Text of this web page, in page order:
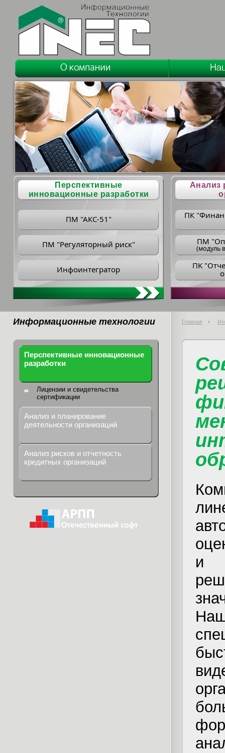
Перспективные
инновационные разработки
ПМ "АКС-51"
ПМ "Регуляторный риск"
Инфоинтегратор
Анализ
ПК
ПM
(модуль
ПK
Информационные технологии Главная
Перспективные инновационные
разработки
Лицензии и свидетельства
сертификации
Анализ и планирование
деятельности организаций
Анализ рисков и отчетность
кредитных организаций
и